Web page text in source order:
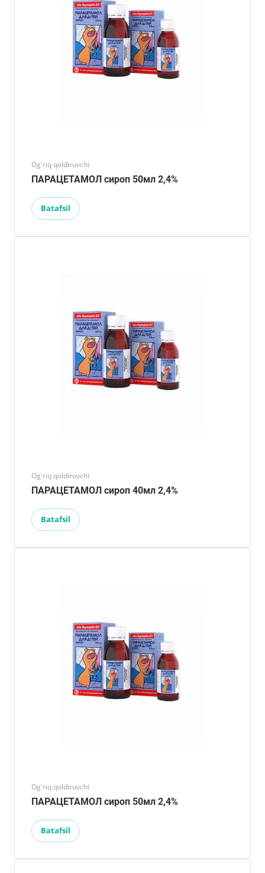
Og'riq qoldiruvchi
ПАРАЦЕТАМОЛ сироп 50мл 2,4%
Batafsil
Og'riq qoldiruvchi
ПАРАЦЕТАМОЛ сироп 40мл 2,4%
Batafsil
Og'riq qoldiruvchi
ПАРАЦЕТАМОЛ сироп 50мл 2,4%
Batafsil